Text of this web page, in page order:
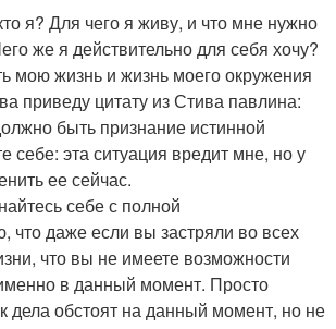
я? Для чего я живу, и что мне нужно
же я действительно для себя хочу?
мою жизнь и жизнь моего окружения
приведу цитату из Стива павлина:
быть признание истинной
себе: эта ситуация вредит мне, но у
ее сейчас.
себе с полной
что даже если вы застряли во всех
что вы не имеете возможности
в данный момент. Просто
дела обстоят на данный момент, но не